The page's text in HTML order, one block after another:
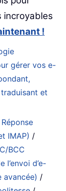
incroyables
!
gérer vos e-
et
Réponse
IMAP) /
BCC
d’e-
avancée) /